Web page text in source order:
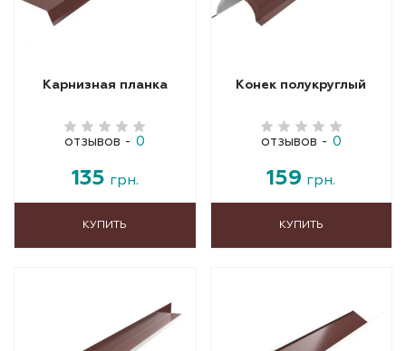
Карнизная планка
отзывов - 0
135 грн.
КУПИТЬ
Конек полукруглый
отзывов - 0
159 грн.
КУПИТЬ